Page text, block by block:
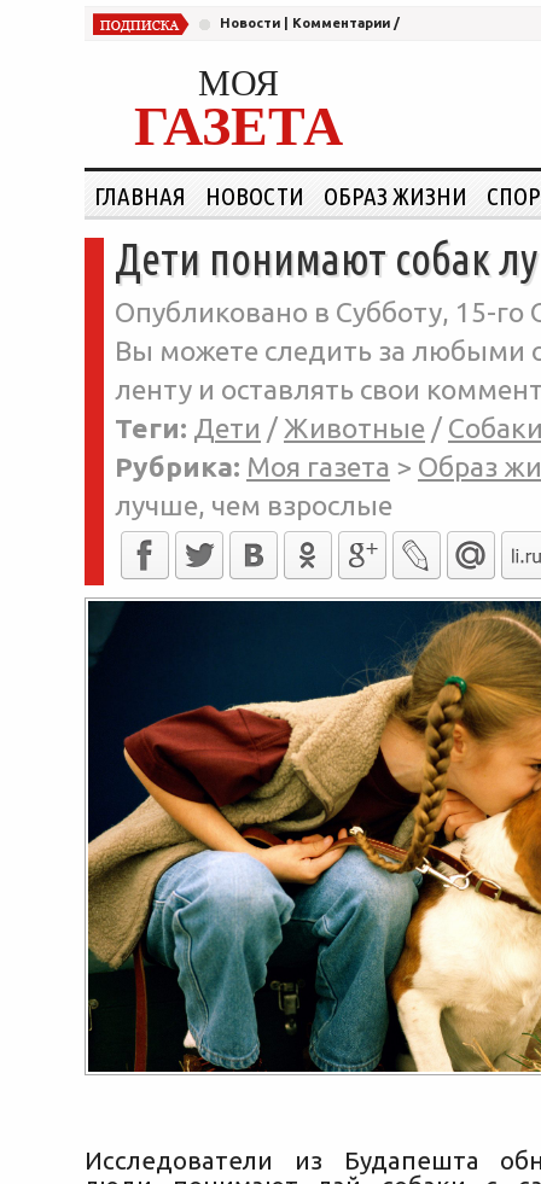
Новости Комментарии /
МОЯ
ГАЗЕТА
ГЛАВНАЯ НОВОСТИ ОБРАЗ ЖИЗНИ
Дети понимают собак
Опубликовано в Субботу, 15-го
Вы можете следить за любыми
ленту и оставлять свои
Теги: Дети / Животные /
Рубрика: Моя газета > Образ
лучше, чем взрослые
Исследователи из Будапешта